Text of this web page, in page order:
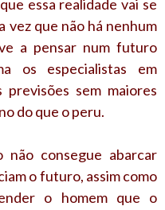
essa realidade vai se
vez que não há nenhum
a pensar num futuro
os especialistas em
sem maiores
do que o peru.
não consegue abarcar
o futuro, assim como
o homem que o